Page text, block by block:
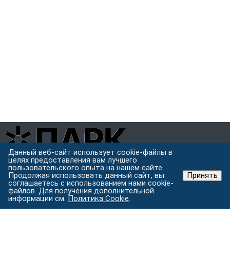
Завод металлоконструкций полного цикла в Хабаровске.
Проектируем, режем, варим и защищаем металл под одной
крышей.
Хабаровск, ул. Строительная 24 с.5
Пн–Пт: 9:00–18:00
Данный веб-сайт использует cookie-файлы в
целях предоставления вам лучшего
пользовательского опыта на нашем сайте.
Продолжая использовать данный сайт, вы
соглашаетесь с использованием нами cookie-
файлов. Для получения дополнительной
информации см. Политика Cookie.
Принять